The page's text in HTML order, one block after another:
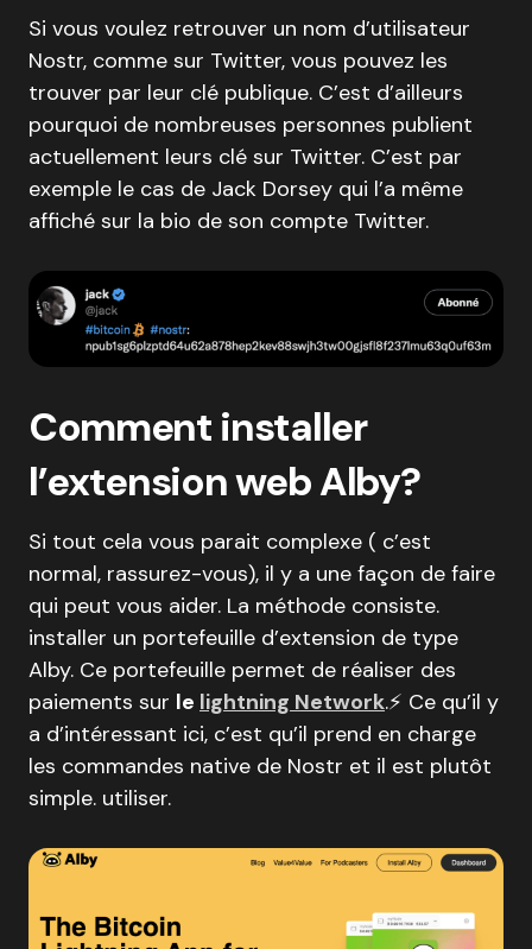
Si vous voulez retrouver un nom d’utilisateur
Nostr, comme sur Twitter, vous pouvez les
trouver par leur clé publique. C’est d’ailleurs
pourquoi de nombreuses personnes publient
actuellement leurs clé sur Twitter. C’est par
exemple le cas de Jack Dorsey qui l’a même
affiché sur la bio de son compte Twitter.
Comment installer
l’extension web Alby?
Si tout cela vous parait complexe ( c’est
normal, rassurez-vous), il y a une façon de faire
qui peut vous aider. La méthode consiste.
installer un portefeuille d’extension de type
Alby. Ce portefeuille permet de réaliser des
paiements sur le lightning Network.⚡ Ce qu’il y
a d’intéressant ici, c’est qu’il prend en charge
les commandes native de Nostr et il est plutôt
simple. utiliser.